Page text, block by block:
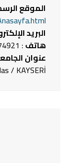
الموقع
البريد
هاتف : 03524374921
عنوان
/ KAYSERİ